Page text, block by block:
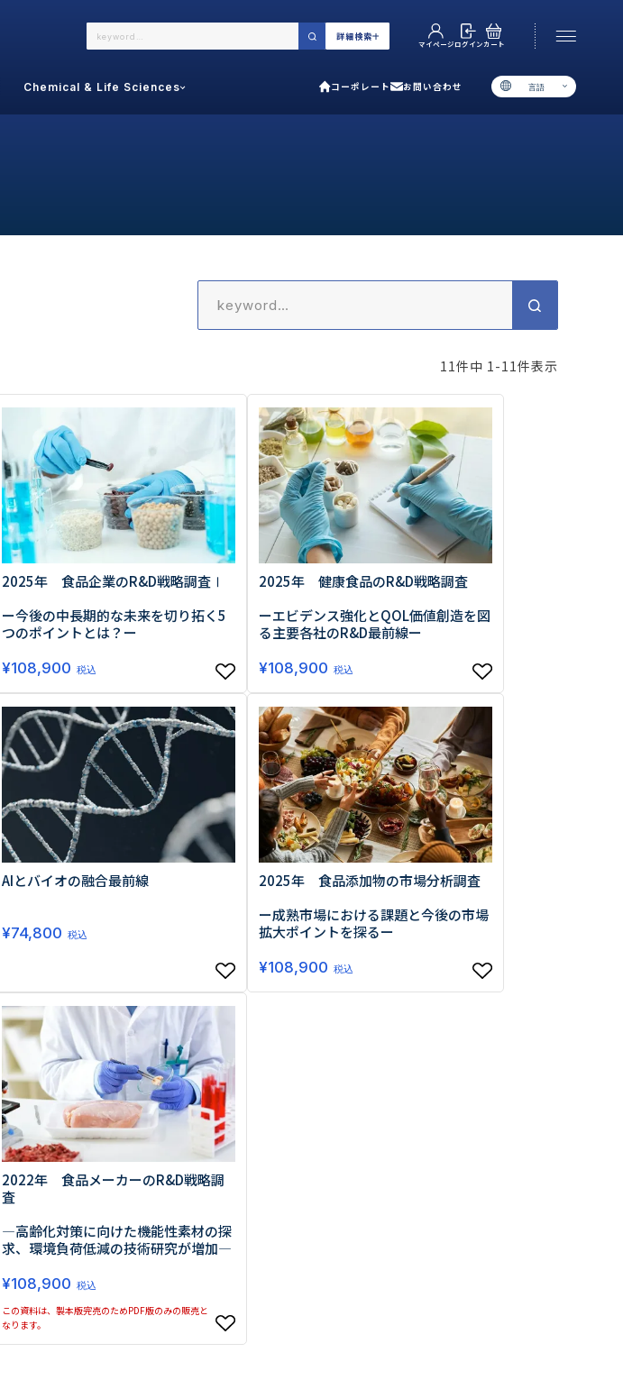
詳細検索
マイページログインカート
Chemical & Life Sciences コーポレート お問い合わせ 言語
調査の種類で選ぶ
トップ
ご利用ガイド
コーポレート
〒550-0013
大阪市西区新町2-4-2 なにわ筋SIAビル［ Map］
TEL 06-6538-5358（代表）
11件中 1-11件表示
2025年 食品企業のR&D戦略調査Ⅰ
ー今後の中長期的な未来を切り拓く5
つのポイントとは？ー
¥108,900 税込
2025年 健康食品のR&D戦略調査
ーエビデンス強化とQOL価値創造を図
る主要各社のR&D最前線ー
¥108,900 税込
AIとバイオの融合最前線
¥74,800 税込
2025年 食品添加物の市場分析調査
ー成熟市場における課題と今後の市場
拡大ポイントを探るー
¥108,900 税込
2022年 食品メーカーのR&D戦略調
査
―高齢化対策に向けた機能性素材の探
求、環境負荷低減の技術研究が増加―
¥108,900 税込
この資料は、製本版完売のためPDF版のみの販売と
なります。